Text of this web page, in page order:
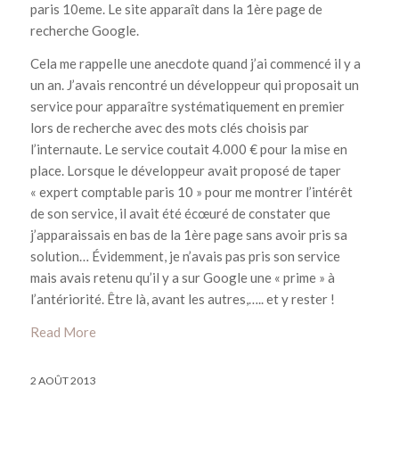
paris 10eme. Le site apparaît dans la 1ère page de
recherche Google.
Cela me rappelle une anecdote quand j’ai commencé il y a
un an. J’avais rencontré un développeur qui proposait un
service pour apparaître systématiquement en premier
lors de recherche avec des mots clés choisis par
l’internaute. Le service coutait 4.000 € pour la mise en
place. Lorsque le développeur avait proposé de taper
« expert comptable paris 10 » pour me montrer l’intérêt
de son service, il avait été écœuré de constater que
j’apparaissais en bas de la 1ère page sans avoir pris sa
solution… Évidemment, je n’avais pas pris son service
mais avais retenu qu’il y a sur Google une « prime » à
l’antériorité. Être là, avant les autres,….. et y rester !
Read More
2 AOÛT 2013